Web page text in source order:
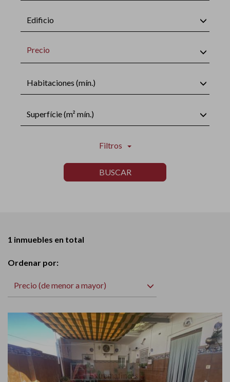
Edificio
Precio
Habitaciones (mín.)
Superfície (m² mín.)
Filtros
BUSCAR
1 inmuebles en total
Ordenar por:
Precio (de menor a mayor)
Previous Next